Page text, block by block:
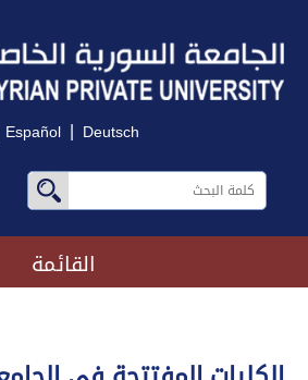
Español | Deutsch
القائمة